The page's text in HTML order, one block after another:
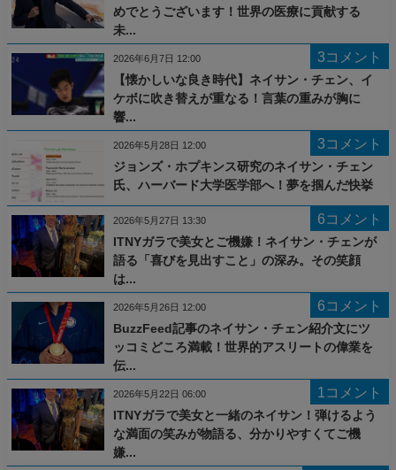
めでとうございます！世界の医療に貢献する
未...
3コメント
【懐かしいな良き時代】ネイサン・チェン、イ
ケボに吹き替えが重なる！言葉の重みが胸に
響...
2026年6月7日 12:00
3コメント
ジョンズ・ホプキンス研究のネイサン・チェン
氏、ハーバード大学医学部へ！夢を掴んだ快挙
2026年5月28日 12:00
6コメント
ITNYガラで美女とご機嫌！ネイサン・チェンが
語る「喜びを見出すこと」の深み。その笑顔
は...
2026年5月27日 13:30
6コメント
BuzzFeed記事のネイサン・チェン紹介文にツ
ッコミどころ満載！世界的アスリートの偉業を
伝...
2026年5月26日 12:00
1コメント
ITNYガラで美女と一緒のネイサン！弾けるよう
な満面の笑みが物語る、分かりやすくてご機
嫌...
2026年5月22日 06:00